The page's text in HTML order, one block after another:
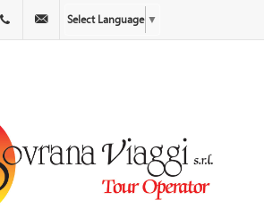
00.00000000info@companyname.com
Select Language ▼